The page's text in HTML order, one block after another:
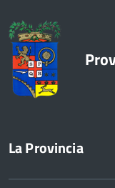
La Provincia